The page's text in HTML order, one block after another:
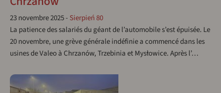
23 novembre 2025- Sierpień 80
La patience des salariés du géant de l’automobile s’est épuisée. Le
20 novembre, une grève générale indéfinie a commencé dans les
usines de Valeo à Chrzanów, Trzebinia et Mysłowice. Après l’…